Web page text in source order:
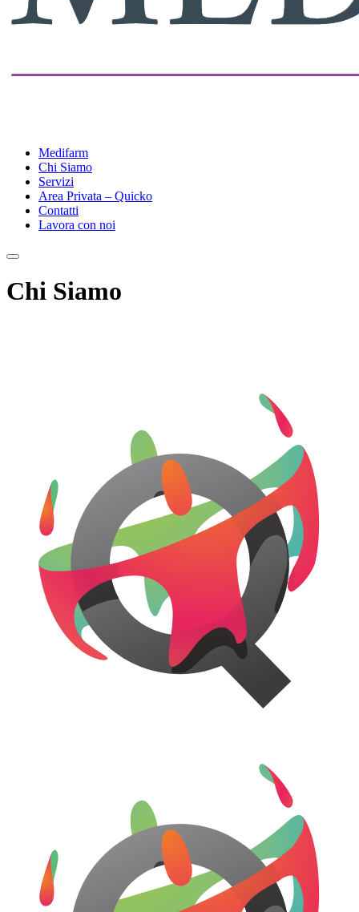
Medifarm
Chi Siamo
Servizi
Area Privata – Quicko
Contatti
Lavora con noi
Chi Siamo